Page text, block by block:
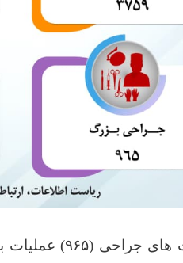
های جراحی‌ (۹۶۵) عملیات